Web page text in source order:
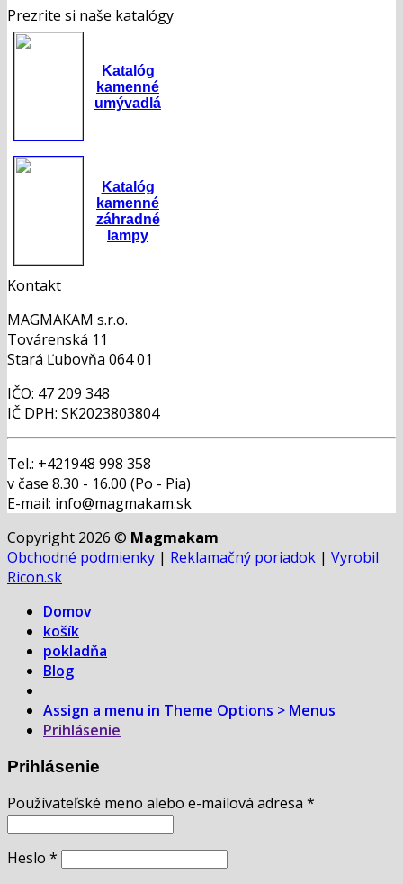
Prezrite si naše katalógy
Katalóg
kamenné
umývadlá
Katalóg
kamenné
záhradné
lampy
Kontakt
MAGMAKAM s.r.o.
Továrenská 11
Stará Ľubovňa 064 01
IČO: 47 209 348
IČ DPH: SK2023803804
Tel.: +421948 998 358
v čase 8.30 - 16.00 (Po - Pia)
E-mail: info@magmakam.sk
Copyright 2026 © Magmakam
Obchodné podmienky | Reklamačný poriadok | Vyrobil
Ricon.sk
Domov
košík
pokladňa
Blog
Assign a menu in Theme Options > Menus
Prihlásenie
Prihlásenie
Používateľské meno alebo e-mailová adresa *
Heslo *